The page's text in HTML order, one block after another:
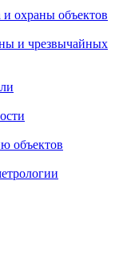
и охраны объектов
и чрезвычайных
объектов